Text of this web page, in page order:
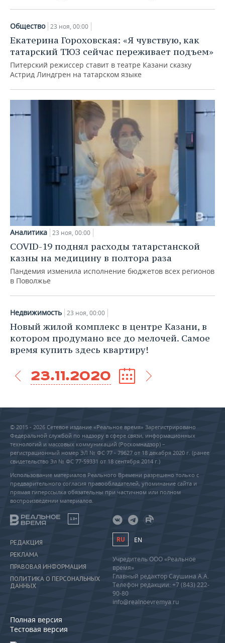
Общество 23 ноя, 00:00
Екатерина Гороховская: «Я чувствую, как
татарский ТЮЗ сейчас переживает подъем»
Питерский режиссер ставит в театре Казани сказку
Астрид Линдгрен на татарском языке
Аналитика 23 ноя, 00:00
COVID-19 поднял расходы татарстанской
казны на медицину в полтора раза
Пандемия изменила исполнение бюджетов всех регионов
в Поволжье
Недвижимость 23 ноя, 00:00
Новый жилой комплекс в центре Казани, в
котором продумано все до мелочей. Самое
время купить здесь квартиру!
23.11.2020
© 2015 - 2026 Сетевое издание «Реальное время» Зарегистрировано
Федеральной службой по надзору в сфере связи, информационных
технологий и массовых коммуникаций (Роскомнадзор) –
регистрационный номер ЭЛ № ФС 77 - 79627 от 18 декабря 2020 г. (ранее
свидетельство Эл № ФС 77-59331 от 18 сентября 2014 г.)
Использование материалов Реального Времени разрешено только с
предварительного согласия правообладателей, упоминание сайта и
прямая гиперссылка обязательны при частичном или полном
воспроизведении материалов.
18+
РЕДАКЦИЯ
РЕКЛАМА
ПРАВОВАЯ ИНФОРМАЦИЯ
ПОЛИТИКА О ПЕРСОНАЛЬНЫХ
ДАННЫХ
Полная версия
Тестовая версия
RU EN
Учредитель ООО «Реальное
время»
Главный редактор Саушина А.А.
Телефон редакции: +7 (843) 222-
90-80
info@realnoevremya.ru